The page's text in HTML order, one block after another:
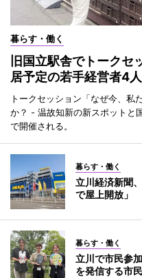
暮らす・働く
旧国立駅舎でトーク
居予定の若手経営者4人
トークセッション「なぜ今、私
か？ - 温故知新の新スポットと
で開催される。
暮らす・働く
立川経済新聞
で屋上開放」
暮らす・働く
立川で市民参
を発信する市